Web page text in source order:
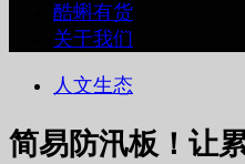
酷蝌有货
关于我们
人文生态
简易防汛板！让